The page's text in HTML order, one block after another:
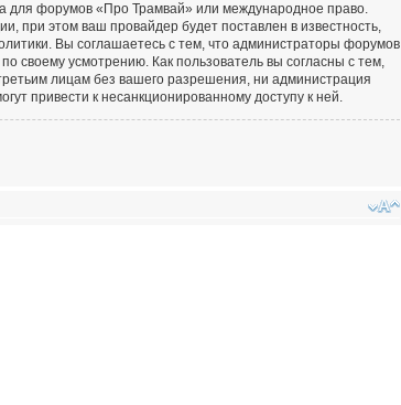
для форумов «Про Трамвай» или международное право.
при этом ваш провайдер будет поставлен в известность,
Вы соглашаетесь с тем, что администраторы форумов
своему усмотрению. Как пользователь вы согласны с тем,
лицам без вашего разрешения, ни администрация
привести к несанкционированному доступу к ней.